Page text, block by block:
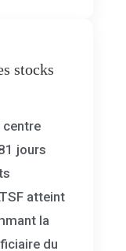
stocks
centre
jours
atteint
la
du